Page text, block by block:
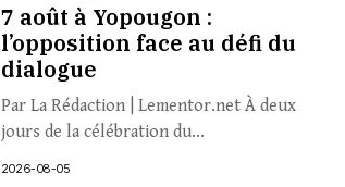
7 août à Yopougon :
l’opposition face au défi du
dialogue
Par La Rédaction | Lementor.net À deux
jours de la célébration du...
2026-08-05